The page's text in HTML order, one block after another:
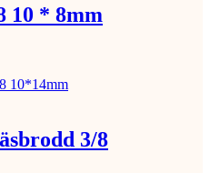
10 * 8mm
3/8